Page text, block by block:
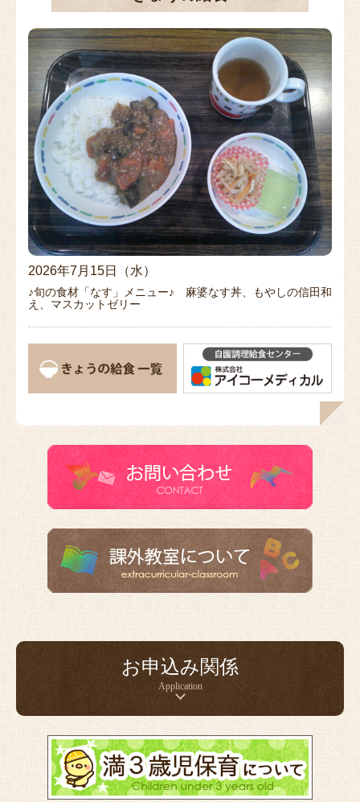
2026年7月15日（水）
♪旬の食材「なす」メニュー♪ 麻婆なす丼、もやしの信田和
え、マスカットゼリー
お申込み関係
Application